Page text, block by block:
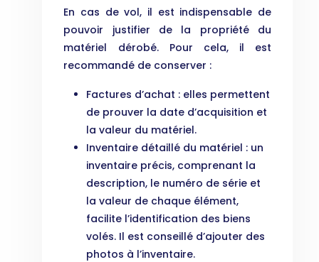
En cas de vol, il est indispensable de
pouvoir justifier de la propriété du
matériel dérobé. Pour cela, il est
recommandé de conserver :
Factures d’achat : elles permettent
de prouver la date d’acquisition et
la valeur du matériel.
Inventaire détaillé du matériel : un
inventaire précis, comprenant la
description, le numéro de série et
la valeur de chaque élément,
facilite l’identification des biens
volés. Il est conseillé d’ajouter des
photos à l’inventaire.